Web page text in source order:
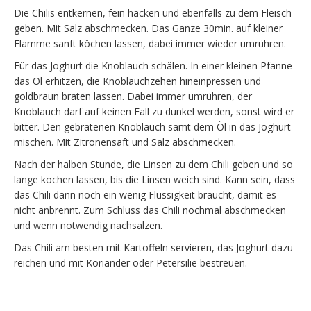
Die Chilis entkernen, fein hacken und ebenfalls zu dem Fleisch
geben. Mit Salz abschmecken. Das Ganze 30min. auf kleiner
Flamme sanft köchen lassen, dabei immer wieder umrühren.
Für das Joghurt die Knoblauch schälen. In einer kleinen Pfanne
das Öl erhitzen, die Knoblauchzehen hineinpressen und
goldbraun braten lassen. Dabei immer umrühren, der
Knoblauch darf auf keinen Fall zu dunkel werden, sonst wird er
bitter. Den gebratenen Knoblauch samt dem Öl in das Joghurt
mischen. Mit Zitronensaft und Salz abschmecken.
Nach der halben Stunde, die Linsen zu dem Chili geben und so
lange kochen lassen, bis die Linsen weich sind. Kann sein, dass
das Chili dann noch ein wenig Flüssigkeit braucht, damit es
nicht anbrennt. Zum Schluss das Chili nochmal abschmecken
und wenn notwendig nachsalzen.
Das Chili am besten mit Kartoffeln servieren, das Joghurt dazu
reichen und mit Koriander oder Petersilie bestreuen.